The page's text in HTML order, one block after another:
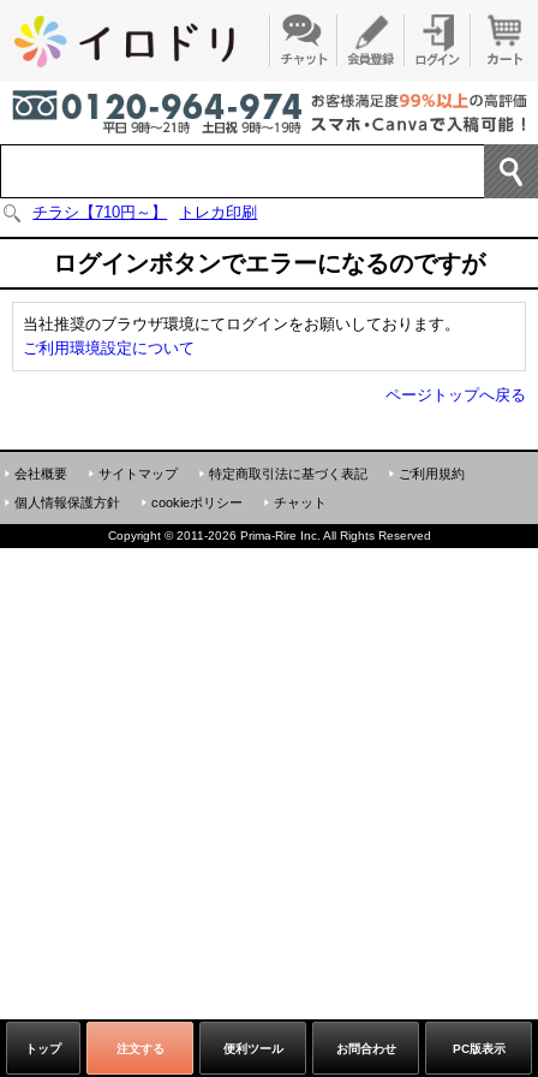
チラシ【710円～】 トレカ印刷
ログインボタンでエラーになるのですが
当社推奨のブラウザ環境にてログインをお願いしております。
ご利用環境設定について
ページトップへ戻る
トップ 注文する 便利ツール お問合わせ PC版表示
会社概要 サイトマップ 特定商取引法に基づく表記
ご利用規約
個人情報保護方針
cookieポリシー チャット
Copyright ©2011-2026 Prima-Rire Inc. All Rights Reserved